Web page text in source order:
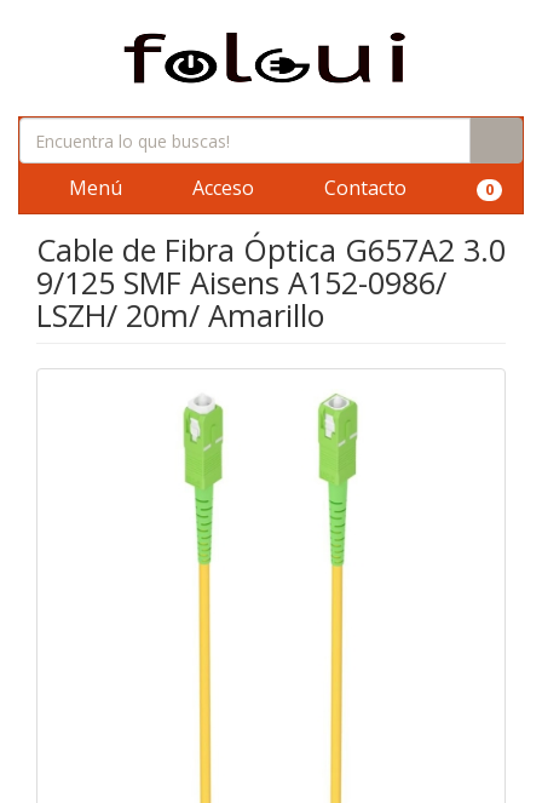
Menú Acceso Contacto 0
Cable de Fibra Óptica G657A2 3.0
9/125 SMF Aisens A152-0986/
LSZH/ 20m/ Amarillo